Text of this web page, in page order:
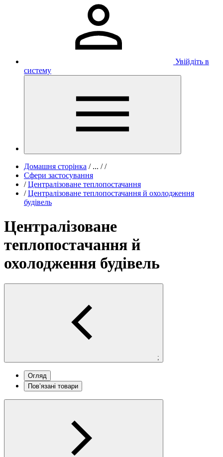
Увійдіть в
систему
Домашня сторінка /... / /
Сфери застосування
/ Централізоване теплопостачання
/ Централізоване теплопостачання й охолодження
будівель
Централізоване
теплопостачання й
охолодження будівель
;
Огляд
Пов’язані товари